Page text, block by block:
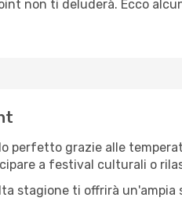
non ti deluderà. Ecco
perfetto grazie alle
a festival culturali o
stagione ti offrirà